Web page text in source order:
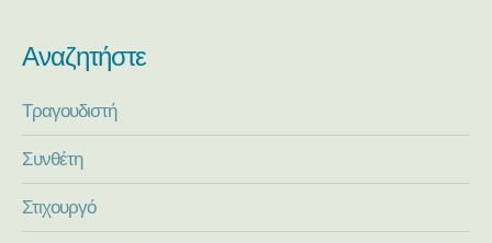
Αναζητήστε
Τραγουδιστή
Συνθέτη
Στιχουργό